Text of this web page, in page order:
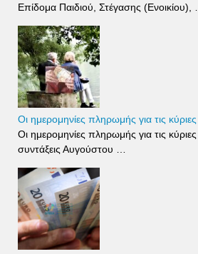
Επίδομα Παιδιού, Στέγασης (Ενοικίου), …
Οι ημερομηνίες πληρωμής για τις κύριες
Οι ημερομηνίες πληρωμής για τις κύριες
συντάξεις Αυγούστου …